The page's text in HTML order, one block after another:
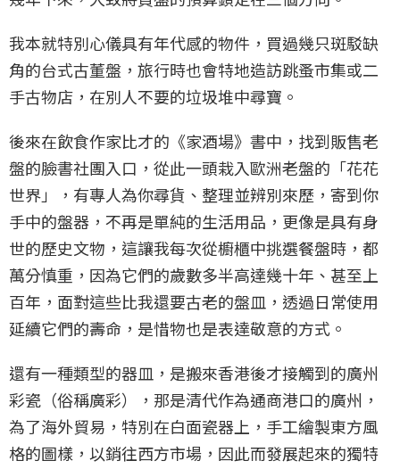
我本就特別心儀具有年代感的物件，買過幾只斑駁缺
角的台式古董盤，旅行時也會特地造訪跳蚤市集或二
手古物店，在別人不要的垃圾堆中尋寶。
後來在飲食作家比才的《家酒場》書中，找到販售老
盤的臉書社團入口，從此一頭栽入歐洲老盤的「花花
世界」，有專人為你尋貨、整理並辨別來歷，寄到你
手中的盤器，不再是單純的生活用品，更像是具有身
世的歷史文物，這讓我每次從櫥櫃中挑選餐盤時，都
萬分慎重，因為它們的歲數多半高達幾十年、甚至上
百年，面對這些比我還要古老的盤皿，透過日常使用
延續它們的壽命，是惜物也是表達敬意的方式。
還有一種類型的器皿，是搬來香港後才接觸到的廣州
彩瓷（俗稱廣彩），那是清代作為通商港口的廣州，
為了海外貿易，特別在白面瓷器上，手工繪製東方風
格的圖樣，以銷往西方市場，因此而發展起來的獨特